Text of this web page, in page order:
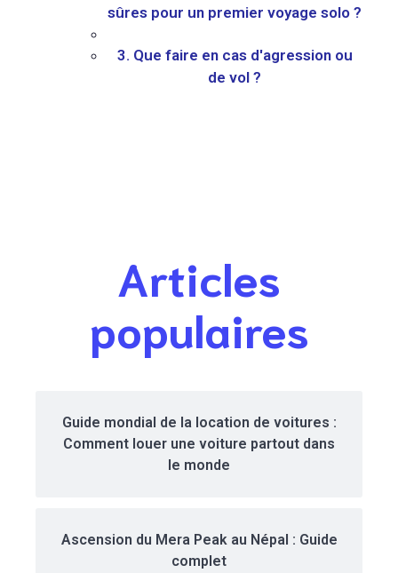
sûres pour un premier voyage solo ?
3. Que faire en cas d'agression ou
de vol ?
Articles
populaires
Guide mondial de la location de voitures :
Comment louer une voiture partout dans
le monde
Ascension du Mera Peak au Népal : Guide
complet